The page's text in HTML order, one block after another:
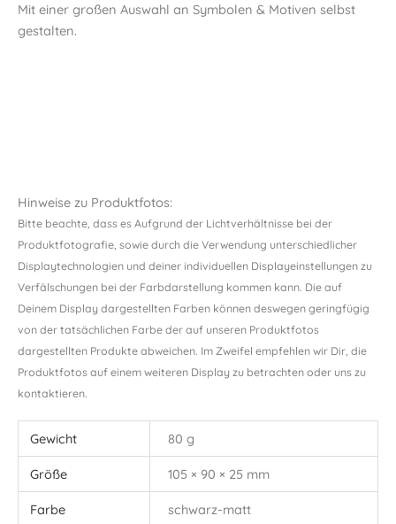
Mit einer großen Auswahl an Symbolen & Motiven selbst
gestalten.
Hinweise zu Produktfotos:
Bitte beachte, dass es Aufgrund der Lichtverhältnisse bei der
Produktfotografie, sowie durch die Verwendung unterschiedlicher
Displaytechnologien und deiner individuellen Displayeinstellungen zu
Verfälschungen bei der Farbdarstellung kommen kann. Die auf
Deinem Display dargestellten Farben können deswegen geringfügig
von der tatsächlichen Farbe der auf unseren Produktfotos
dargestellten Produkte abweichen. Im Zweifel empfehlen wir Dir, die
Produktfotos auf einem weiteren Display zu betrachten oder uns zu
kontaktieren.
Gewicht 80 g
Größe 105 × 90 × 25 mm
Farbe schwarz-matt